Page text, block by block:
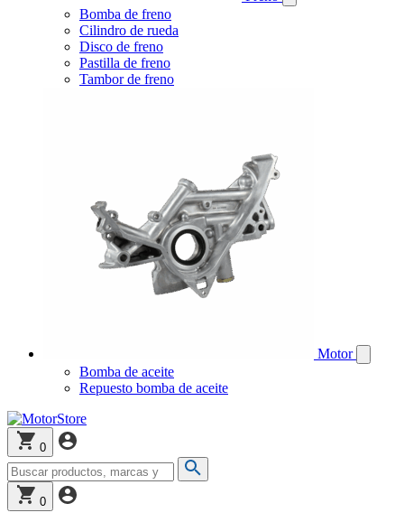
Bomba de freno
Cilindro de rueda
Disco de freno
Pastilla de freno
Tambor de freno
Motor
Bomba de aceite
Repuesto bomba de aceite
0
0